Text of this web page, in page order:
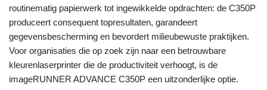
routinematig papierwerk tot ingewikkelde opdrachten: de C350P
produceert consequent topresultaten, garandeert
gegevensbescherming en bevordert milieubewuste praktijken.
Voor organisaties die op zoek zijn naar een betrouwbare
kleurenlaserprinter die de productiviteit verhoogt, is de
imageRUNNER ADVANCE C350P een uitzonderlijke optie.